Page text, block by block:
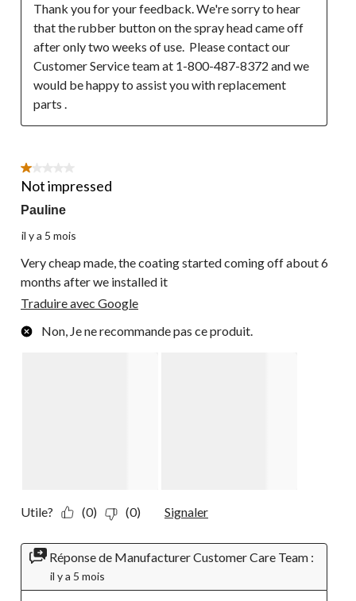
Thank you for your feedback. We're sorry to hear
that the rubber button on the spray head came off
after only two weeks of use.  Please contact our
Customer Service team at 1-800-487-8372 and we
would be happy to assist you with replacement
parts .
1 étoile(s) sur 5.
Not impressed
Pauline
il y a 5 mois
Very cheap made, the coating started coming off about 6
months after we installed it
Traduire avec Google
Non, Je ne recommande pas ce produit.
Utile? (0) (0) Signaler
Réponse de Manufacturer Customer Care Team :
il y a 5 mois